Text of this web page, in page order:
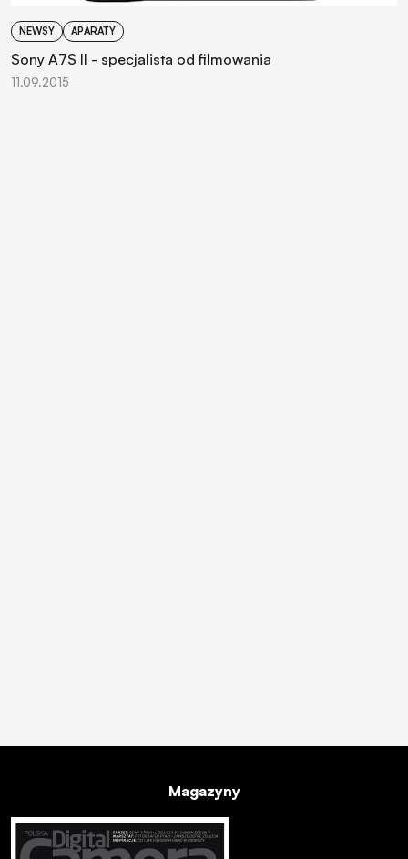
NEWSY APARATY
Sony A7S II - specjalista od filmowania
11.09.2015
Magazyny